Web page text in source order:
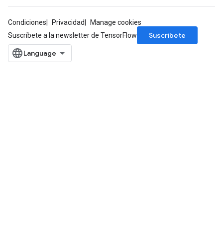
Condiciones Privacidad
Manage cookies
Suscríbete a la newsletter de TensorFlow
Suscríbete